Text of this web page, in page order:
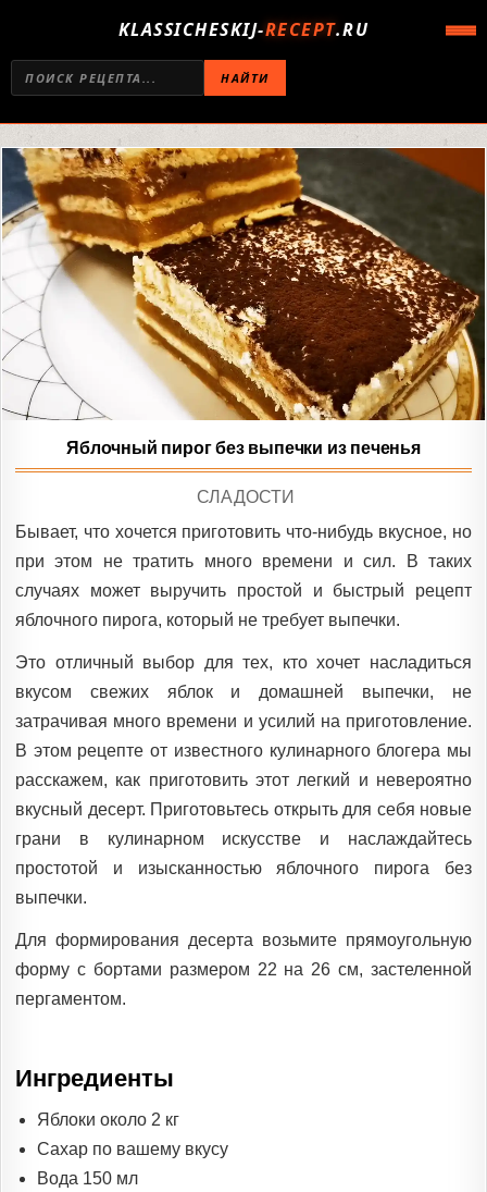
KLASSICHESKIJ-RECEPT.RU
НАЙТИ
Яблочный пирог без выпечки из печенья
POSTED
СЛАДОСТИ
Бывает, что хочется приготовить что-нибудь вкусное, но
при этом не тратить много времени и сил. В таких
случаях может выручить простой и быстрый рецепт
яблочного пирога, который не требует выпечки.
Это отличный выбор для тех, кто хочет насладиться
вкусом свежих яблок и домашней выпечки, не
затрачивая много времени и усилий на приготовление.
В этом рецепте от известного кулинарного блогера мы
расскажем, как приготовить этот легкий и невероятно
вкусный десерт. Приготовьтесь открыть для себя новые
грани в кулинарном искусстве и наслаждайтесь
простотой и изысканностью яблочного пирога без
выпечки.
Для формирования десерта возьмите прямоугольную
форму с бортами размером 22 на 26 см, застеленной
пергаментом.
Ингредиенты
Яблоки около 2 кг
Сахар по вашему вкусу
Вода 150 мл